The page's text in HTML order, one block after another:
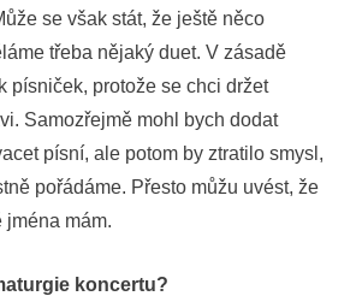
se však stát, že ještě něco
třeba nějaký duet. V zásadě
písniček, protože se chci držet
Samozřejmě mohl bych dodat
písní, ale potom by ztratilo smysl,
pořádáme. Přesto můžu uvést, že
jména mám.
koncertu?